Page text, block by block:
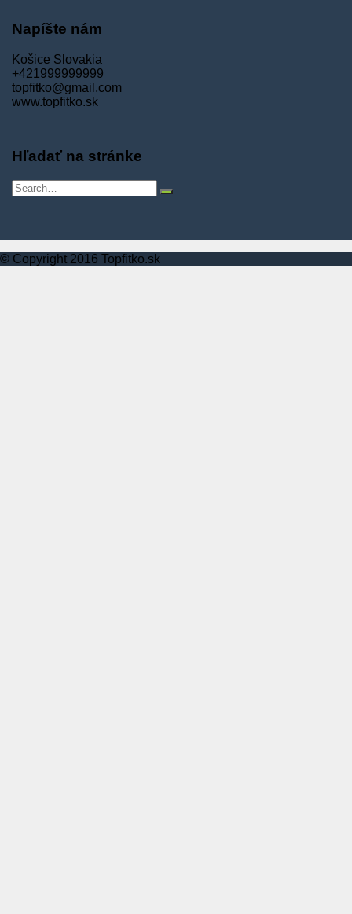
Napíšte nám
Košice Slovakia
+421999999999
topfitko@gmail.com
www.topfitko.sk
Hľadať na stránke
© Copyright 2016 Topfitko.sk